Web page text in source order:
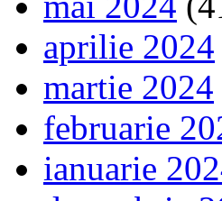
aprilie 2024
martie 2024
februarie
ianuarie